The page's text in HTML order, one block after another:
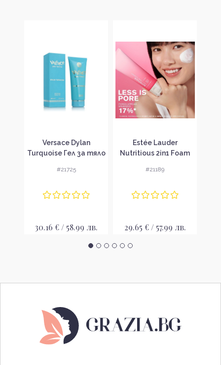
Versace Dylan
Turquoise Гел за тяло
#21725
30.16 € / 58.99 лв.
Estée Lauder
Nutritious 2in1 Foam
Почистваща пяна за
#21189
29.65 € / 57.99 лв.